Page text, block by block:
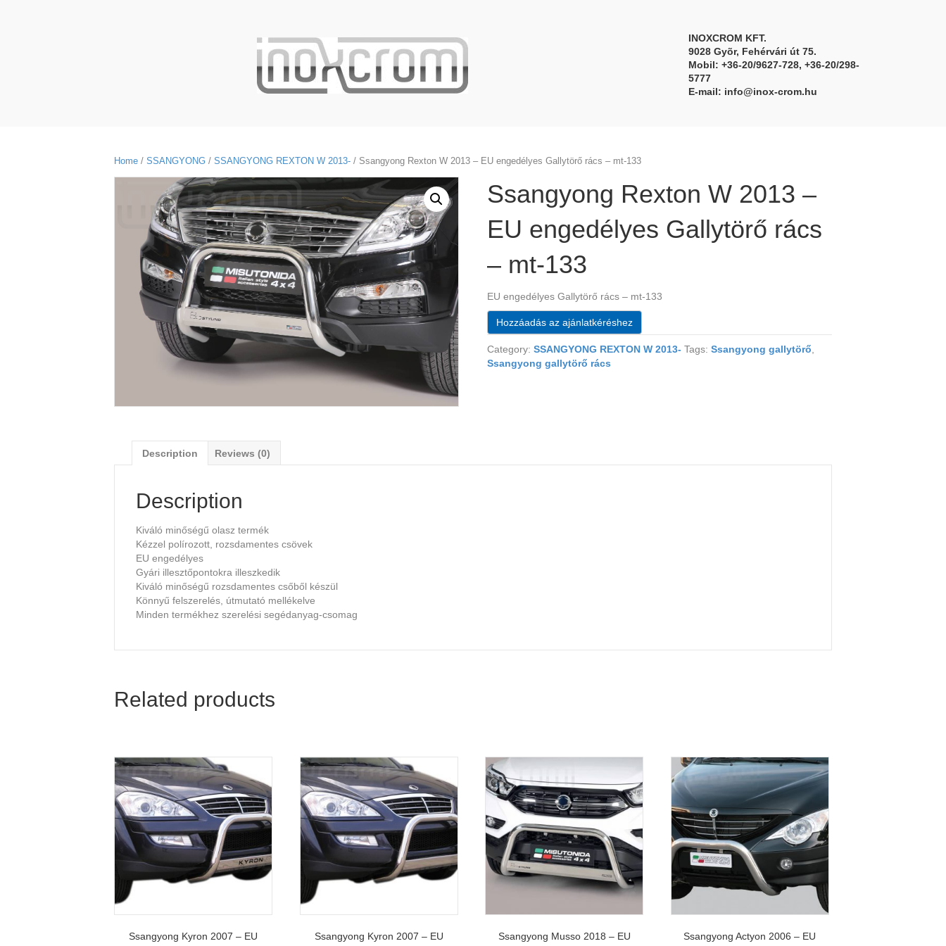
INOXCROM KFT.
9028 Gyõr, Fehérvári út 75.
Mobil: +36-20/9627-728, +36-20/298-
5777
E-mail: info@inox-crom.hu
Home / SSANGYONG / SSANGYONG REXTON W 2013- / Ssangyong Rexton W 2013 – EU engedélyes Gallytörő rács – mt-133
Ssangyong Rexton W 2013 –
EU engedélyes Gallytörő rács
– mt-133
EU engedélyes Gallytörő rács – mt-133
Hozzáadás az ajánlatkéréshez
Category:SSANGYONG REXTON W 2013- Tags:Ssangyong gallytörő
Ssangyong gallytörő rács
Description Reviews (0)
Description
Kiváló minőségű olasz termék
Kézzel polírozott, rozsdamentes csövek
EU engedélyes
Gyári illesztőpontokra illeszkedik
Kiváló minőségű rozsdamentes csőből készül
Könnyű felszerelés, útmutató mellékelve
Minden termékhez szerelési segédanyag-csomag
Related products
Ssangyong Kyron 2007 – EU
Ssangyong Kyron 2007 – EU
Ssangyong Musso 2018 – EU
Ssangyong Actyon 2006 – EU